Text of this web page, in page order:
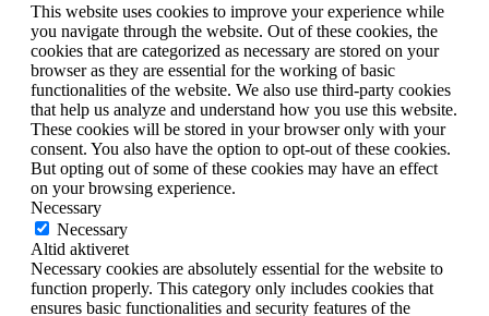
This website uses cookies to improve your experience while
you navigate through the website. Out of these cookies, the
cookies that are categorized as necessary are stored on your
browser as they are essential for the working of basic
functionalities of the website. We also use third-party cookies
that help us analyze and understand how you use this website.
These cookies will be stored in your browser only with your
consent. You also have the option to opt-out of these cookies.
But opting out of some of these cookies may have an effect
on your browsing experience.
Necessary
Necessary
Altid aktiveret
Necessary cookies are absolutely essential for the website to
function properly. This category only includes cookies that
ensures basic functionalities and security features of the